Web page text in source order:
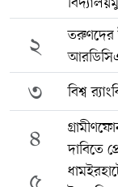
২
তরুণদের
৩ বিশ্ব
৪
দাবিতে